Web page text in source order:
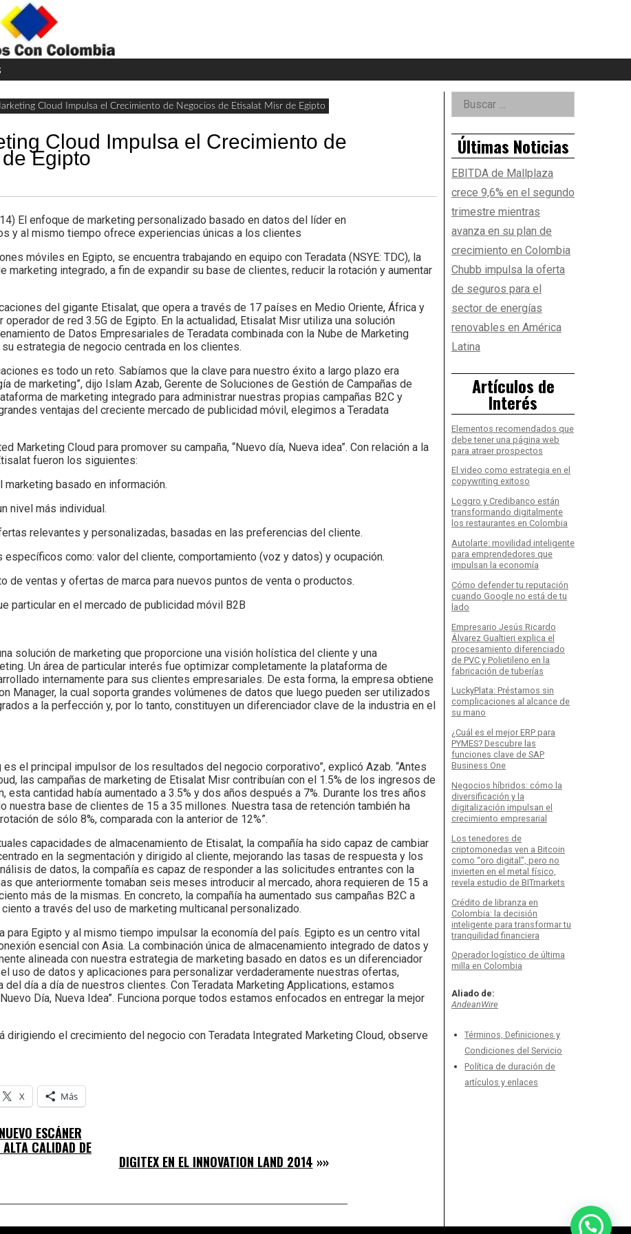
Widget
Cloud Impulsa el Crecimiento de Negocios de Etisalat Misr de Egipto
Cloud Impulsa el Crecimiento de
Egipto
El enfoque de marketing personalizado basado en datos del líder en
y al mismo tiempo ofrece experiencias únicas a los clientes
móviles en Egipto, se encuentra trabajando en equipo con Teradata (NSYE: TDC), la
integrado, a fin de expandir su base de clientes, reducir la rotación y aumentar
del gigante Etisalat, que opera a través de 17 países en Medio Oriente, África y
de red 3.5G de Egipto. En la actualidad, Etisalat Misr utiliza una solución
de Datos Empresariales de Teradata combinada con la Nube de Marketing
estrategia de negocio centrada en los clientes.
es todo un reto. Sabíamos que la clave para nuestro éxito a largo plazo era
de marketing”, dijo Islam Azab, Gerente de Soluciones de Gestión de Campañas de
de marketing integrado para administrar nuestras propias campañas B2C y
ventajas del creciente mercado de publicidad móvil, elegimos a Teradata
Marketing Cloud para promover su campaña, “Nuevo día, Nueva idea”. Con relación a la
fueron los siguientes:
basado en información.
nivel más individual.
relevantes y personalizadas, basadas en las preferencias del cliente.
como: valor del cliente, comportamiento (voz y datos) y ocupación.
de ventas y ofertas de marca para nuevos puntos de venta o productos.
particular en el mercado de publicidad móvil B2B
solución de marketing que proporcione una visión holística del cliente y una
Un área de particular interés fue optimizar completamente la plataforma de
internamente para sus clientes empresariales. De esta forma, la empresa obtiene
Manager, la cual soporta grandes volúmenes de datos que luego pueden ser utilizados
a la perfección y, por lo tanto, constituyen un diferenciador clave de la industria en el
el principal impulsor de los resultados del negocio corporativo”, explicó Azab. “Antes
las campañas de marketing de Etisalat Misr contribuían con el 1.5% de los ingresos de
esta cantidad había aumentado a 3.5% y dos años después a 7%. Durante los tres años
nuestra base de clientes de 15 a 35 millones. Nuestra tasa de retención también ha
de sólo 8%, comparada con la anterior de 12%”.
capacidades de almacenamiento de Etisalat, la compañía ha sido capaz de cambiar
en la segmentación y dirigido al cliente, mejorando las tasas de respuesta y los
de datos, la compañía es capaz de responder a las solicitudes entrantes con la
que anteriormente tomaban seis meses introducir al mercado, ahora requieren de 15 a
más de la mismas. En concreto, la compañía ha aumentado sus campañas B2C a
a través del uso de marketing multicanal personalizado.
para Egipto y al mismo tiempo impulsar la economía del país. Egipto es un centro vital
esencial con Asia. La combinación única de almacenamiento integrado de datos y
alineada con nuestra estrategia de marketing basado en datos es un diferenciador
uso de datos y aplicaciones para personalizar verdaderamente nuestras ofertas,
día a día de nuestros clientes. Con Teradata Marketing Applications, estamos
Día, Nueva Idea”. Funciona porque todos estamos enfocados en entregar la mejor
el crecimiento del negocio con Teradata Integrated Marketing Cloud, observe
X Más
ESCÁNER
CALIDAD DE
DIGITEX EN EL INNOVATION LAND 2014 »»
Right
Asides
Buscar:
Últimas Noticias
EBITDA de Mallplaza
crece 9,6% en el segundo
trimestre mientras
avanza en su plan de
crecimiento en Colombia
Chubb impulsa la oferta
de seguros para el
sector de energías
renovables en América
Latina
Artículos de
Interés
Elementos recomendados que
debe tener una página web
para atraer prospectos
El video como estrategia en el
copywriting exitoso
Loggro y Credibanco están
transformando digitalmente
los restaurantes en Colombia
Autolarte: movilidad inteligente
para emprendedores que
impulsan la economía
Cómo defender tu reputación
cuando Google no está de tu
lado
Empresario Jesús Ricardo
Álvarez Gualtieri explica el
procesamiento diferenciado
de PVC y Polietileno en la
fabricación de tuberías
LuckyPlata: Préstamos sin
complicaciones al alcance de
su mano
¿Cuál es el mejor ERP para
PYMES? Descubre las
funciones clave de SAP
Business One
Negocios híbridos: cómo la
diversificación y la
digitalización impulsan el
crecimiento empresarial
Los tenedores de
criptomonedas ven a Bitcoin
como “oro digital”, pero no
invierten en el metal físico,
revela estudio de BITmarkets
Crédito de libranza en
Colombia: la decisión
inteligente para transformar tu
tranquilidad financiera
Operador logístico de última
milla en Colombia
Aliado de:
AndeanWire
Términos, Definiciones y
Condiciones del Servicio
Política de duración de
artículos y enlaces